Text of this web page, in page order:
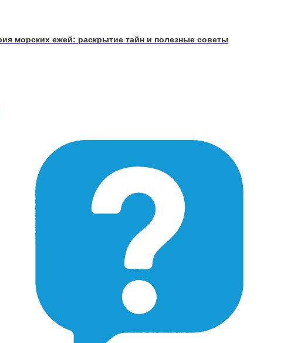
морских ежей: раскрытие тайн и полезные советы